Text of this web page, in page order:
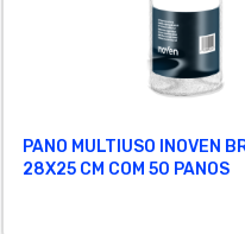
PANO MULTIUSO INOVEN
28X25 CM COM 50 PANOS